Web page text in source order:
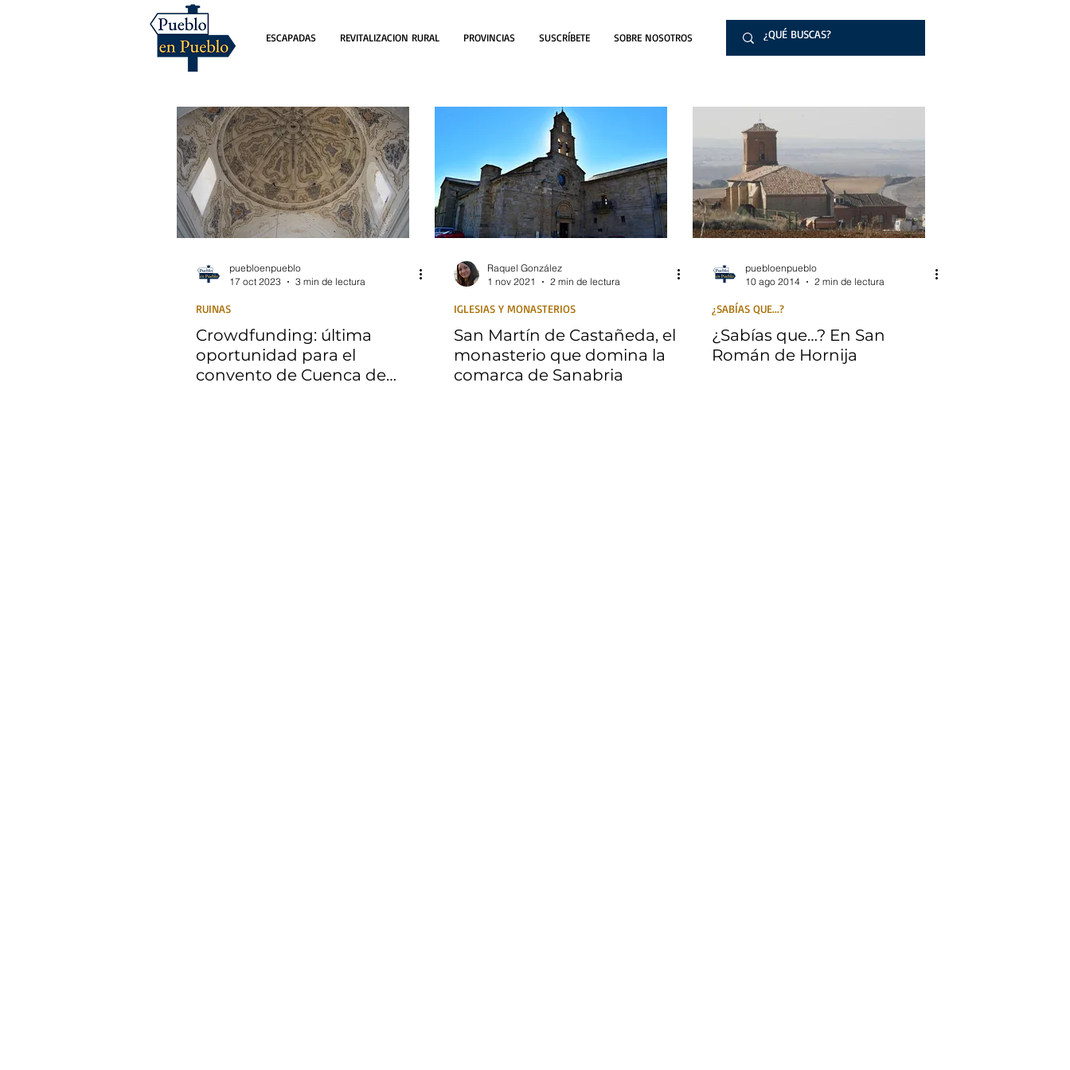
ESCAPADAS REVITALIZACION RURAL PROVINCIAS SUSCRÍBETE SOBRE NOSOTROS
puebloenpueblo
17 oct 2023
3 min de lectura
RUINAS
Crowdfunding: última
oportunidad para el
convento de Cuenca de
Raquel González
1 nov 2021
2 min de lectura
IGLESIAS Y MONASTERIOS
San Martín de Castañeda, el
monasterio que domina la
comarca de Sanabria
puebloenpueblo
10 ago 2014
2 min de lectura
¿SABÍAS QUE...?
¿Sabías que…? En San
Román de Hornija